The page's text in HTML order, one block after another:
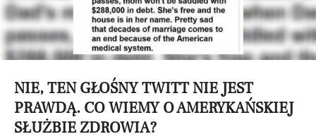
NIE, TEN GŁOŚNY TWITT NIE JEST
PRAWDĄ. CO WIEMY O AMERYKAŃSKIEJ
SŁUŻBIE ZDROWIA?